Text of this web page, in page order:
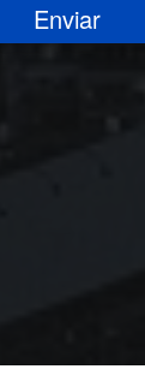
Enviar